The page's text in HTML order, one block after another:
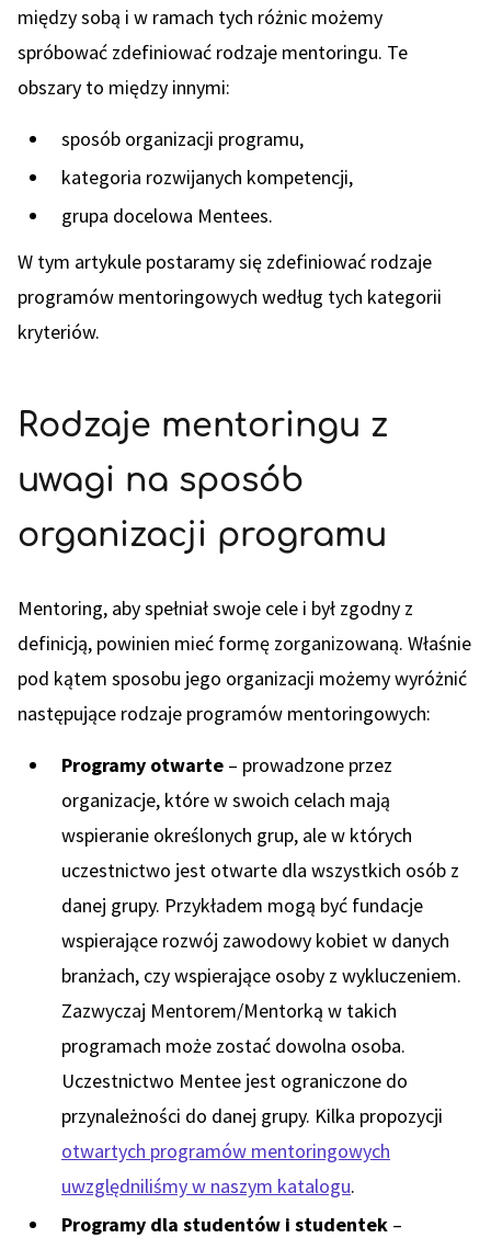
między sobą i w ramach tych różnic możemy
spróbować zdefiniować rodzaje mentoringu. Te
obszary to między innymi:
sposób organizacji programu,
kategoria rozwijanych kompetencji,
grupa docelowa Mentees.
W tym artykule postaramy się zdefiniować rodzaje
programów mentoringowych według tych kategorii
kryteriów.
Rodzaje mentoringu z
uwagi na sposób
organizacji programu
Mentoring, aby spełniał swoje cele i był zgodny z
definicją, powinien mieć formę zorganizowaną. Właśnie
pod kątem sposobu jego organizacji możemy wyróżnić
następujące rodzaje programów mentoringowych:
Programy otwarte – prowadzone przez
organizacje, które w swoich celach mają
wspieranie określonych grup, ale w których
uczestnictwo jest otwarte dla wszystkich osób z
danej grupy. Przykładem mogą być fundacje
wspierające rozwój zawodowy kobiet w danych
branżach, czy wspierające osoby z wykluczeniem.
Zazwyczaj Mentorem/Mentorką w takich
programach może zostać dowolna osoba.
Uczestnictwo Mentee jest ograniczone do
przynależności do danej grupy. Kilka propozycji
otwartych programów mentoringowych
uwzględniliśmy w naszym katalogu.
Programy dla studentów i studentek –